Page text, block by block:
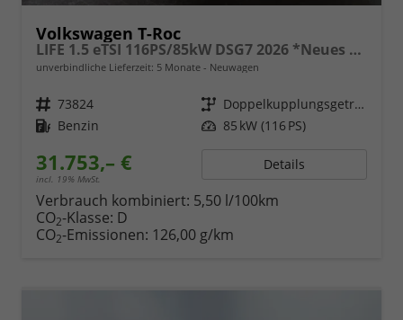
Volkswagen T-Roc
LIFE 1.5 eTSI 116PS/85kW DSG7 2026 *Neues Modell*
unverbindliche Lieferzeit: 5 Monate Neuwagen
Fahrzeugnr. 73824 Getriebe
Doppelkupplungsgetriebe (DSG)
Kraftstoff Benzin Leistung 85 kW (116 PS)
31.753,– €
incl. 19% MwSt.
Details
Verbrauch kombiniert: 5,50 l/100km
CO2-Klasse: D
CO2-Emissionen: 126,00 g/km